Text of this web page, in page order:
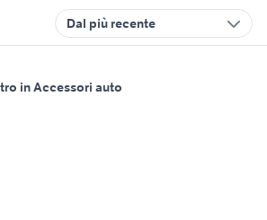
Dal più recente
in Accessori auto